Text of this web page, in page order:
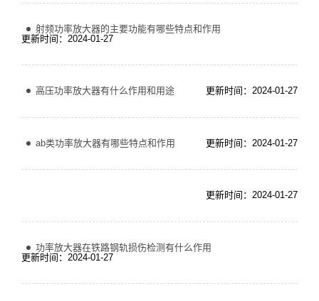
射频功率放大器的主要功能有哪些特点和作用
更新时间：2024-01-27
高压功率放大器有什么作用和用途 更新时间：2024-01-27
ab类功率放大器有哪些特点和作用 更新时间：2024-01-27
更新时间：2024-01-27
功率放大器在铁路钢轨损伤检测有什么作用
更新时间：2024-01-27